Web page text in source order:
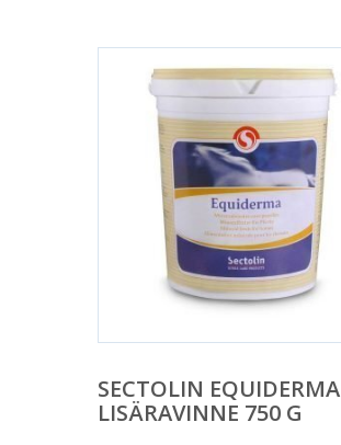
SECTOLIN EQUIDERMA
LISÄRAVINNE 750 G